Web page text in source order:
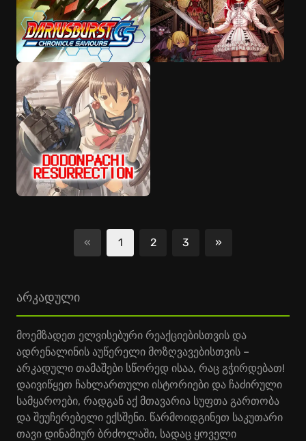
« 1 2 3 »
არკადული
მოემზადეთ ელვისებური რეაქციებისთვის და
ადრენალინის აუწერელი მოზღვავებისთვის –
არკადული თამაშები სწორედ ისაა, რაც გჭირდებათ!
დაივიწყეთ ჩახლართული ისტორიები და ჩაძირული
სამყაროები, რადგან აქ მთავარია სუფთა გართობა
და შეუჩერებელი ექსშენი. წარმოიდგინეთ საკუთარი
თავი დინამიურ ბრძოლაში, სადაც ყოველი